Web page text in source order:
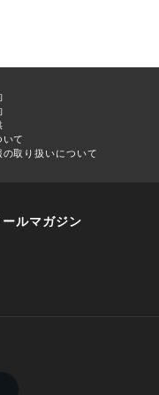
て
の取り扱いについて
ルマガジン